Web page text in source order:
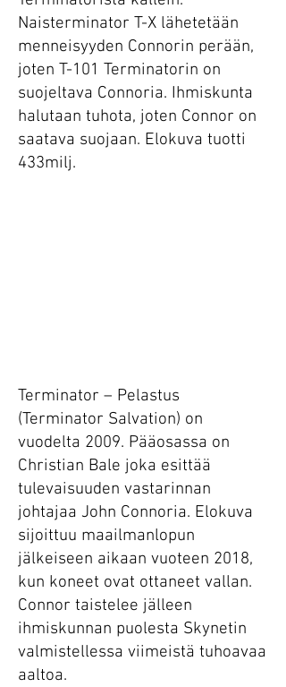
Naisterminator T-X lähetetään
menneisyyden Connorin perään,
joten T-101 Terminatorin on
suojeltava Connoria. Ihmiskunta
halutaan tuhota, joten Connor on
saatava suojaan. Elokuva tuotti
433milj.
Terminator – Pelastus
(Terminator Salvation) on
vuodelta 2009. Pääosassa on
Christian Bale joka esittää
tulevaisuuden vastarinnan
johtajaa John Connoria. Elokuva
sijoittuu maailmanlopun
jälkeiseen aikaan vuoteen 2018,
kun koneet ovat ottaneet vallan.
Connor taistelee jälleen
ihmiskunnan puolesta Skynetin
valmistellessa viimeistä tuhoavaa
aaltoa.